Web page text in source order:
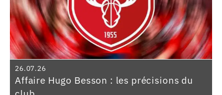
26.07.26
Affaire Hugo Besson : les précisions du